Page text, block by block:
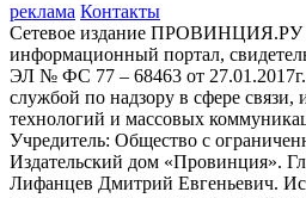
реклама Контакты
Сетевое издание ПРОВИНЦИЯ.РУ
информационный портал,
ЭЛ № ФС 77 – 68463 от
службой по надзору в сфере
технологий и массовых
Учредитель: Общество с
Издательский дом «Провинция».
Лифанцев Дмитрий Евгеньевич.